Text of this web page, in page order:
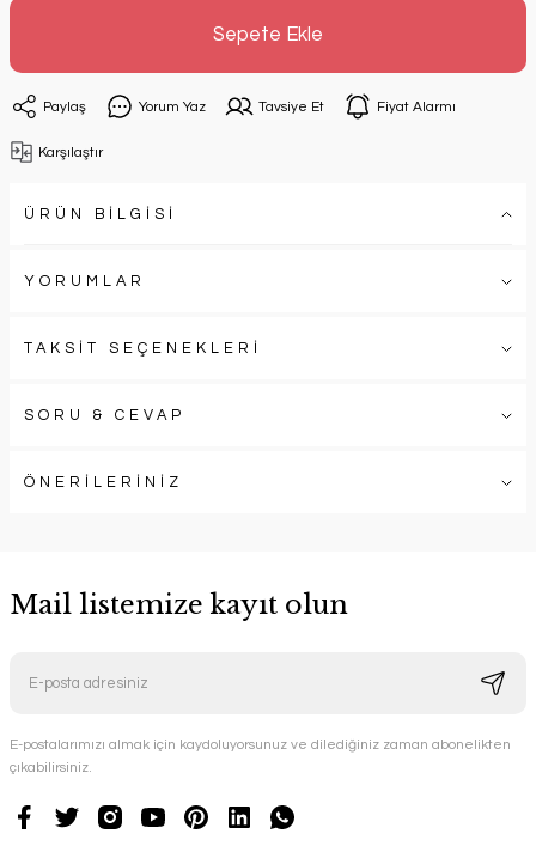
Sepete Ekle
Paylaş Yorum Yaz Tavsiye Et Fiyat Alarmı
Karşılaştır
ÜRÜN BİLGİSİ
YORUMLAR
TAKSİT SEÇENEKLERİ
SORU & CEVAP
ÖNERİLERİNİZ
Mail listemize kayıt olun
E-postalarımızı almak için kaydoluyorsunuz ve dilediğiniz zaman abonelikten
çıkabilirsiniz.